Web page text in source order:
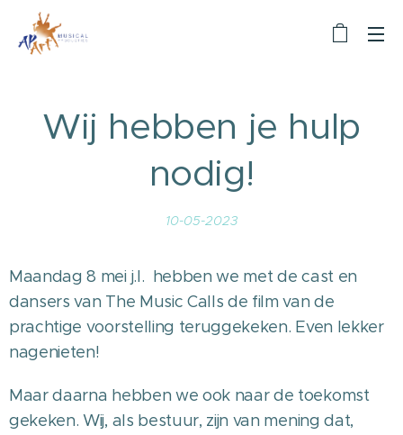
Wij hebben je hulp
nodig!
10-05-2023
Maandag 8 mei j.l. hebben we met de cast en
dansers van The Music Calls de film van de
prachtige voorstelling teruggekeken. Even lekker
nagenieten!
Maar daarna hebben we ook naar de toekomst
gekeken. Wij, als bestuur, zijn van mening dat,